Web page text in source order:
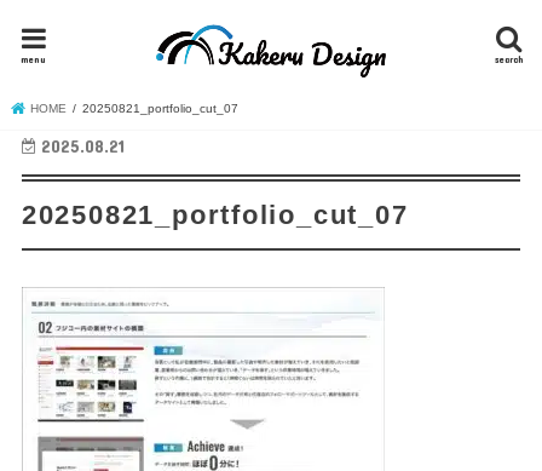
search
menu
HOME 20250821_portfolio_cut_07
2025.08.21
20250821_portfolio_cut_07